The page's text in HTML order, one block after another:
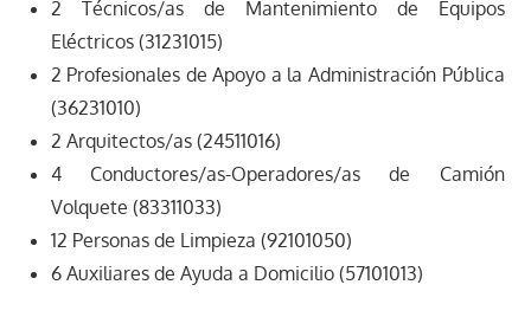
2 Técnicos/as de Mantenimiento de Equipos
Eléctricos (31231015)
2 Profesionales de Apoyo a la Administración Pública
(36231010)
2 Arquitectos/as (24511016)
4 Conductores/as-Operadores/as de Camión
Volquete (83311033)
12 Personas de Limpieza (92101050)
6 Auxiliares de Ayuda a Domicilio (57101013)